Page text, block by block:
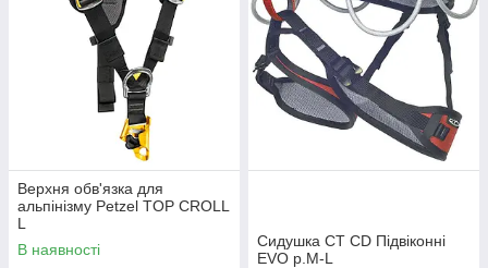
Верхня обв'язка для
альпінізму Petzel TOP CROLL
L
В наявності
Сидушка СТ CD Підвіконні
EVO p.M-L